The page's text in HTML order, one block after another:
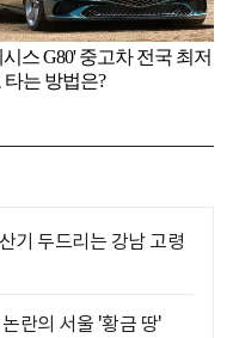
기 두드리는 강남 고령
란의 서울 '황금 땅'